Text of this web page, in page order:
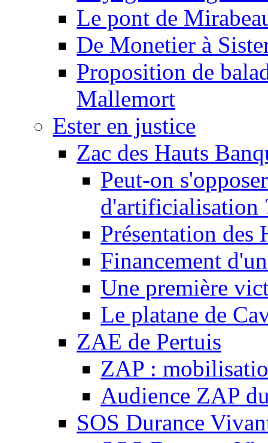
Le pont de
De Monetier à
Proposition de
Mallemort
Ester en justice
Zac des Hauts
Peut-on
d'artificialisation
Présentation des
Financement
Une première
Le platane de
ZAE de Pertuis
ZAP :
Audience ZAP
SOS Durance